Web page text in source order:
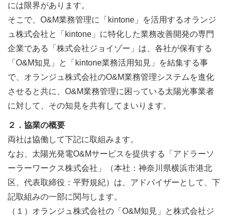
には限界があります。
そこで、O&M業務管理に「kintone」を活用するオランジ
ュ株式会社と「kintone」に特化した業務改善開発の専門
企業である「株式会社ジョイゾー」は、各社が保有する
「O&M知見」と「kintone業務活用知見」を結集する事
で、オランジュ株式会社のO&M業務管理システムを進化
させると共に、O&M業務管理に困っている太陽光事業者
に対して、その知見を共有してまいります。
２．協業の概要
両社は協働して下記に取組みます。
なお、太陽光発電O&Mサービスを提供する「アドラーソ
ーラーワークス株式会社」（本社：神奈川県横浜市港北
区、代表取締役：平野規紀）は、アドバイザーとして、下
記取組みの一部に関与します。
（１）オランジュ株式会社の「O&M知見」と株式会社ジ